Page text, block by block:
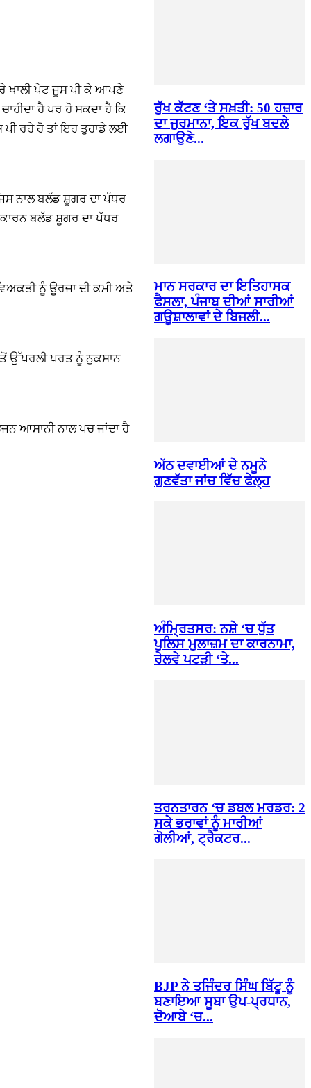
ਖਾਲੀ ਪੇਟ ਜੂਸ ਪੀ ਕੇ ਆਪਣੇ
ਹੈ ਪਰ ਹੋ ਸਕਦਾ ਹੈ ਕਿ
ਪੀ ਰਹੇ ਹੋ ਤਾਂ ਇਹ ਤੁਹਾਡੇ ਲਈ
ਨਾਲ ਬਲੱਡ ਸ਼ੂਗਰ ਦਾ ਪੱਧਰ
ਬਲੱਡ ਸ਼ੂਗਰ ਦਾ ਪੱਧਰ
ਨੂੰ ਊਰਜਾ ਦੀ ਕਮੀ ਅਤੇ
ਤੋਂ ਉੱਪਰਲੀ ਪਰਤ ਨੂੰ ਨੁਕਸਾਨ
ਆਸਾਨੀ ਨਾਲ ਪਚ ਜਾਂਦਾ ਹੈ
ਰੁੱਖ ਕੱਟਣ ‘ਤੇ ਸਖ਼ਤੀ: 50 ਹਜ਼ਾਰ
ਦਾ ਜੁਰਮਾਨਾ, ਇਕ ਰੁੱਖ ਬਦਲੇ
ਲਗਾਉਣੇ...
ਮਾਨ ਸਰਕਾਰ ਦਾ ਇਤਿਹਾਸਕ
ਫੈਸਲਾ, ਪੰਜਾਬ ਦੀਆਂ ਸਾਰੀਆਂ
ਗਊਸ਼ਾਲਾਵਾਂ ਦੇ ਬਿਜਲੀ...
ਅੱਠ ਦਵਾਈਆਂ ਦੇ ਨਮੂਨੇ
ਗੁਣਵੱਤਾ ਜਾਂਚ ਵਿੱਚ ਫੇਲ੍ਹ
ਅੰਮ੍ਰਿਤਸਰ: ਨਸ਼ੇ ‘ਚ ਧੁੱਤ
ਪੁਲਿਸ ਮੁਲਾਜ਼ਮ ਦਾ ਕਾਰਨਾਮਾ,
ਰੇਲਵੇ ਪਟੜੀ ‘ਤੇ...
ਤਰਨਤਾਰਨ ‘ਚ ਡਬਲ ਮਰਡਰ: 2
ਸਕੇ ਭਰਾਵਾਂ ਨੂੰ ਮਾਰੀਆਂ
ਗੋਲੀਆਂ, ਟ੍ਰੈਕਟਰ...
BJP ਨੇ ਤਜਿੰਦਰ ਸਿੰਘ ਬਿੱਟੂ ਨੂੰ
ਬਣਾਇਆ ਸੂਬਾ ਉਪ-ਪ੍ਰਧਾਨ,
ਦੋਆਬੇ ‘ਚ...